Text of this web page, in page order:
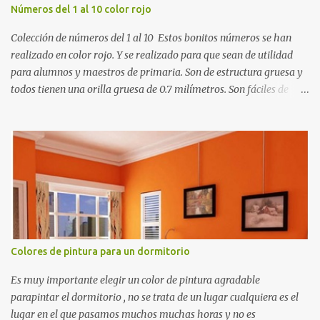
Números del 1 al 10 color rojo
Colección de números del 1 al 10 Estos bonitos números se han
realizado en color rojo. Y se realizado para que sean de utilidad
para alumnos y maestros de primaria. Son de estructura gruesa y
todos tienen una orilla gruesa de 0.7 milímetros. Son fáciles de
matemáticos, para decorar los cumpleaños de los niños, entre
otras cosas.
Colores de pintura para un dormitorio
Es muy importante elegir un color de pintura agradable
parapintar el dormitorio , no se trata de un lugar cualquiera es el
lugar en el que pasamos muchos muchas horas y no es